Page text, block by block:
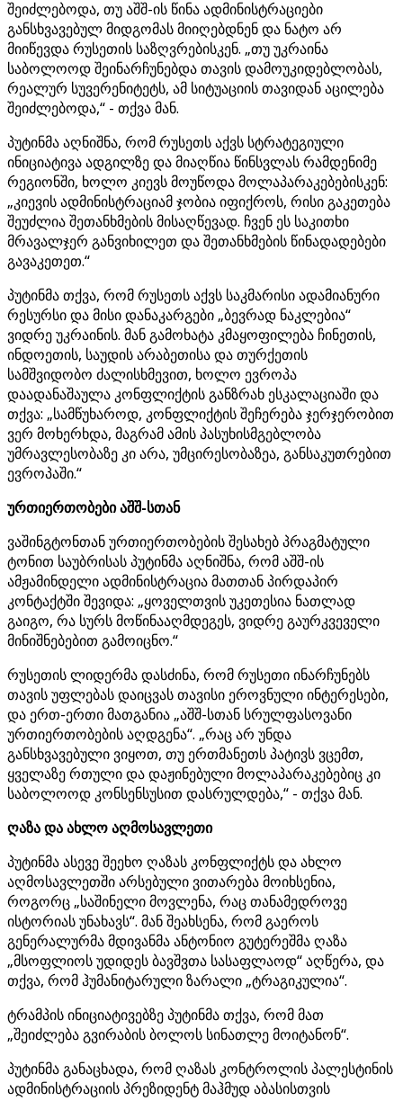
შეიძლებოდა, თუ აშშ-ის წინა ადმინისტრაციები
განსხვავებულ მიდგომას მიიღებდნენ და ნატო არ
მიიწევდა რუსეთის საზღვრებისკენ. „თუ უკრაინა
საბოლოოდ შეინარჩუნებდა თავის დამოუკიდებლობას,
რეალურ სუვერენიტეტს, ამ სიტუაციის თავიდან აცილება
შეიძლებოდა,“ - თქვა მან.
პუტინმა აღნიშნა, რომ რუსეთს აქვს სტრატეგიული
ინიციატივა ადგილზე და მიაღწია წინსვლას რამდენიმე
რეგიონში, ხოლო კიევს მოუწოდა მოლაპარაკებებისკენ:
„კიევის ადმინისტრაციამ ჯობია იფიქროს, რისი გაკეთება
შეუძლია შეთანხმების მისაღწევად. ჩვენ ეს საკითხი
მრავალჯერ განვიხილეთ და შეთანხმების წინადადებები
გავაკეთეთ.“
პუტინმა თქვა, რომ რუსეთს აქვს საკმარისი ადამიანური
რესურსი და მისი დანაკარგები „ბევრად ნაკლებია“
ვიდრე უკრაინის. მან გამოხატა კმაყოფილება ჩინეთის,
ინდოეთის, საუდის არაბეთისა და თურქეთის
სამშვიდობო ძალისხმევით, ხოლო ევროპა
დაადანაშაულა კონფლიქტის განზრახ ესკალაციაში და
თქვა: „სამწუხაროდ, კონფლიქტის შეჩერება ჯერჯერობით
ვერ მოხერხდა, მაგრამ ამის პასუხისმგებლობა
უმრავლესობაზე კი არა, უმცირესობაზეა, განსაკუთრებით
ევროპაში.“
ურთიერთობები აშშ-სთან
ვაშინგტონთან ურთიერთობების შესახებ პრაგმატული
ტონით საუბრისას პუტინმა აღნიშნა, რომ აშშ-ის
ამჟამინდელი ადმინისტრაცია მათთან პირდაპირ
კონტაქტში შევიდა: „ყოველთვის უკეთესია ნათლად
გაიგო, რა სურს მოწინააღმდეგეს, ვიდრე გაურკვეველი
მინიშნებებით გამოიცნო.“
რუსეთის ლიდერმა დასძინა, რომ რუსეთი ინარჩუნებს
თავის უფლებას დაიცვას თავისი ეროვნული ინტერესები,
და ერთ-ერთი მათგანია „აშშ-სთან სრულფასოვანი
ურთიერთობების აღდგენა“. „რაც არ უნდა
განსხვავებული ვიყოთ, თუ ერთმანეთს პატივს ვცემთ,
ყველაზე რთული და დაჟინებული მოლაპარაკებებიც კი
საბოლოოდ კონსენსუსით დასრულდება,“ - თქვა მან.
ღაზა და ახლო აღმოსავლეთი
პუტინმა ასევე შეეხო ღაზას კონფლიქტს და ახლო
აღმოსავლეთში არსებული ვითარება მოიხსენია,
როგორც „საშინელი მოვლენა, რაც თანამედროვე
ისტორიას უნახავს“. მან შეახსენა, რომ გაეროს
გენერალურმა მდივანმა ანტონიო გუტერეშმა ღაზა
„მსოფლიოს უდიდეს ბავშვთა სასაფლაოდ“ აღწერა, და
თქვა, რომ ჰუმანიტარული ზარალი „ტრაგიკულია“.
ტრამპის ინიციატივებზე პუტინმა თქვა, რომ მათ
„შეიძლება გვირაბის ბოლოს სინათლე მოიტანონ“.
პუტინმა განაცხადა, რომ ღაზას კონტროლის პალესტინის
ადმინისტრაციის პრეზიდენტ მაჰმუდ აბასისთვის